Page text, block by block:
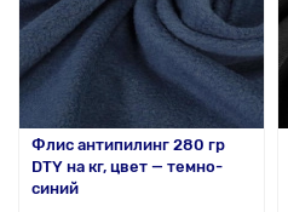
Флис антипилинг 280 гр
DTY на кг, цвет — темно-
синий